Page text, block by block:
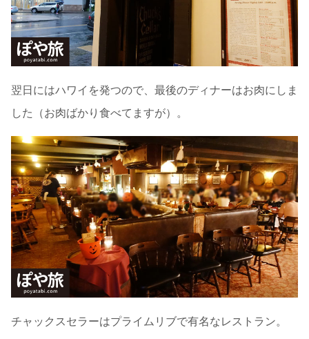
翌日にはハワイを発つので、最後のディナーはお肉にしま
した（お肉ばかり食べてますが）。
チャックスセラーはプライムリブで有名なレストラン。